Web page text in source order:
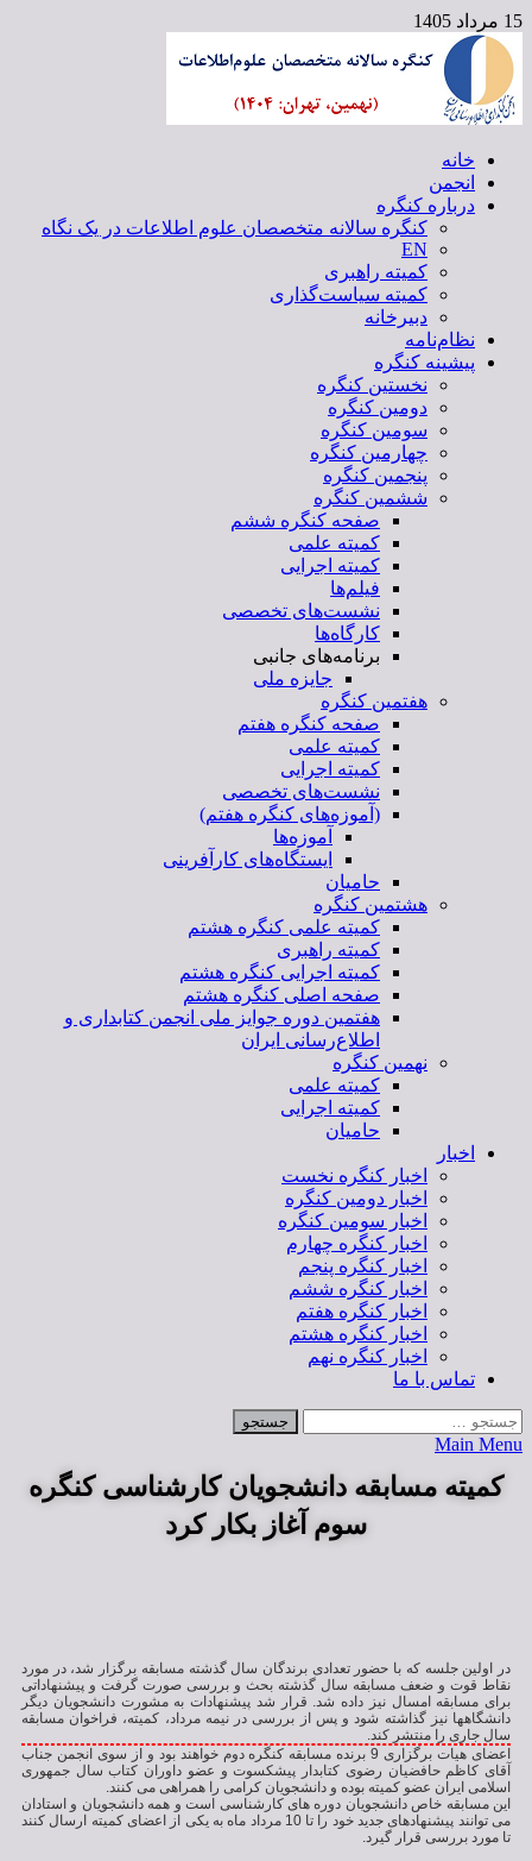
15 مرداد 1405
کنگره سالانه متخصصان علوم اطلاعات
خانه
انجمن
درباره کنگره
کنگره سالانه متخصصان علوم اطلاعات در یک نگاه
EN
کمیته راهبری
کمیته سیاست‌گذاری
دبیرخانه
نظام‌نامه
پیشینه کنگره
نخستین کنگره
دومین کنگره
سومین کنگره
چهارمین کنگره
پنجمین کنگره
ششمین کنگره
صفحه کنگره ششم
کمیته علمی
کمیته اجرایی
فیلم‌ها
نشست‌های تخصصی
کارگاه‌ها
برنامه‌های جانبی
جایزه ملی
هفتمین کنگره
صفحه کنگره هفتم
کمیته علمی
کمیته اجرایی
نشست‌های تخصصی
(آموزه‌های کنگره هفتم)
آموزه‌ها
ایستگاه‌های کارآفرینی
حامیان
هشتمین کنگره
کمیته علمی کنگره هشتم
کمیته راهبری
کمیته اجرایی کنگره هشتم
صفحه اصلی کنگره هشتم
هفتمین دوره جوایز ملی انجمن کتابداری و
اطلاع‌رسانی ایران
نهمین کنگره
کمیته علمی
کمیته اجرایی
حامیان
اخبار
اخبار کنگره نخست
اخبار دومین کنگره
اخبار سومین کنگره
اخبار کنگره چهارم
اخبار کنگره پنجم
اخبار کنگره ششم
اخبار کنگره هفتم
اخبار کنگره هشتم
اخبار کنگره نهم
تماس با ما
Main Menu
کمیته مسابقه دانشجویان کارشناسی کنگره
سوم آغاز بکار کرد
در اولین جلسه که با حضور تعدادی برندگان سال گذشته مسابقه برگزار شد،‌ در مورد
نقاط قوت و ضعف مسابقه سال گذشته بحث و بررسی صورت گرفت و پیشنهاداتی
برای مسابقه امسال نیز داده شد. قرار شد پیشنهادات به مشورت دانشجویان دیگر
دانشگاهها نیز گذاشته شود و پس از بررسی در نیمه مرداد، کمیته، فراخوان مسابقه
سال جاری را منتشر کند.
اعضای هیات برگزاری 9 برنده مسابقه کنگره دوم خواهند بود و از سوی انجمن جناب
آقای کاظم حافضیان رضوی کتابدار پیشکسوت و عضو داوران کتاب سال جمهوری
اسلامی ایران عضو کمیته بوده و دانشجویان کرامی را همراهی می کنند.
این مسابقه خاص دانشجویان دوره های کارشناسی است و همه دانشجویان و استادان
می توانند پیشنهادهای جدید خود را تا 10 مرداد ماه به یکی از اعضای کمیته ارسال کنند
تا مورد بررسی قرار گیرد.